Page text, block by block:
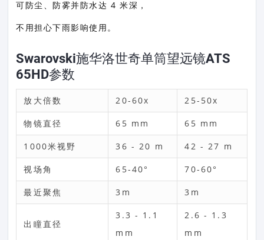
可防尘、防雾并防水达 4 米深，
不用担心下雨影响使用。
Swarovski施华洛世奇单筒望远镜ATS
65HD参数
放大倍数 20-60x 25-50x
物镜直径 65 mm 65 mm
1000米视野 36 - 20 m 42 - 27 m
视场角 65-40° 70-60°
最近聚焦 3m 3m
出瞳直径
3.3 - 1.1
mm
2.6 - 1.3
mm